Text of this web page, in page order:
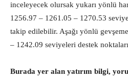
inceleyecek olursak yukarı yönlü
1256.97 – 1261.05 – 1270.53
takip edilebilir. Aşağı yönlü
– 1242.09 seviyeleri destek
Burada yer alan yatırım bilgi,